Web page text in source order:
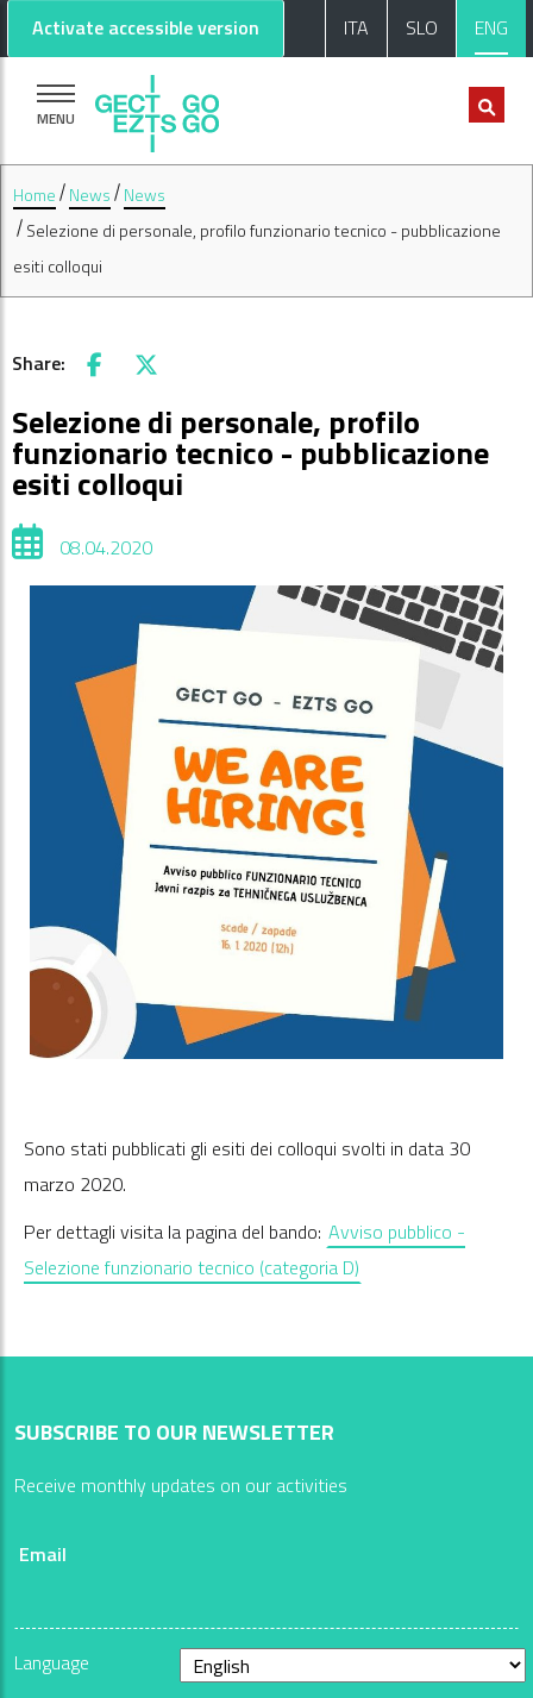
Go to main content
Go to footer
Activate accessible version ITA SLO ENG
MENU
Home News
News
Selezione di personale, profilo funzionario tecnico - pubblicazione
esiti colloqui
Share: Facebook
X
Selezione di personale, profilo
funzionario tecnico - pubblicazione
esiti colloqui
08.04.2020
Sono stati pubblicati gli esiti dei colloqui svolti in data 30
marzo 2020.
Per dettagli visita la pagina del bando: Avviso pubblico -
Selezione funzionario tecnico (categoria D)
SUBSCRIBE TO OUR NEWSLETTER
Receive monthly updates on our activities
Email
Language